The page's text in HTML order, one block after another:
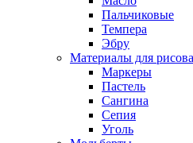
Пальчиковые
Темпера
Эбру
Материалы для
Маркеры
Пастель
Сангина
Сепия
Уголь